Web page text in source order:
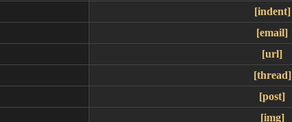
[indent]
[email]
[url]
[thread]
[post]
[img]